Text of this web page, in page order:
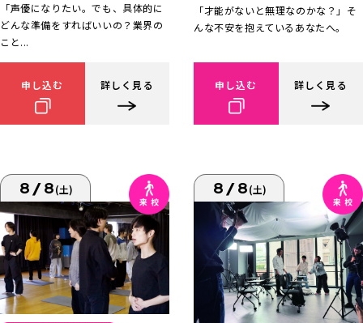
「声優になりたい。でも、具体的に
どんな準備をすればいいの？業界の
こと...
申し込む 詳しく見る
「才能がないと無理なのかな？」そ
んな不安を抱えているあなたへ。
申し込む 詳しく見る
8/8(土) 8/8(土)